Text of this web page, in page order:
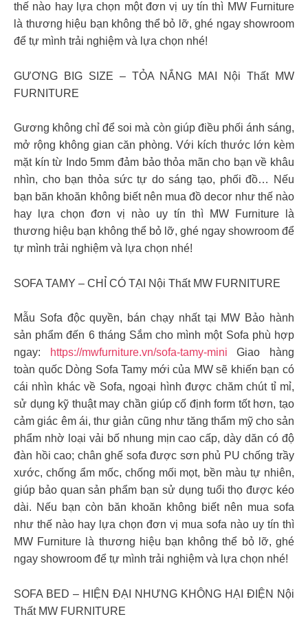
thế nào hay lựa chọn một đơn vị uy tín thì MW Furniture
là thương hiệu bạn không thể bỏ lỡ, ghé ngay showroom
để tự mình trải nghiệm và lựa chọn nhé!
GƯƠNG BIG SIZE – TỎA NẮNG MAI Nội Thất MW
FURNITURE
Gương không chỉ để soi mà còn giúp điều phối ánh sáng,
mở rộng không gian căn phòng. Với kích thước lớn kèm
mặt kín từ Indo 5mm đảm bảo thỏa mãn cho bạn về khâu
nhìn, cho bạn thỏa sức tự do sáng tạo, phối đồ… Nếu
bạn băn khoăn không biết nên mua đồ decor như thế nào
hay lựa chọn đơn vị nào uy tín thì MW Furniture là
thương hiệu bạn không thể bỏ lỡ, ghé ngay showroom để
tự mình trải nghiệm và lựa chọn nhé!
SOFA TAMY – CHỈ CÓ TẠI Nội Thất MW FURNITURE
Mẫu Sofa độc quyền, bán chạy nhất tại MW Bảo hành
sản phẩm đến 6 tháng Sắm cho mình một Sofa phù hợp
ngay:
https://mwfurniture.vn/sofa-tamy-mini Giao hàng
toàn quốc Dòng Sofa Tamy mới của MW sẽ khiến bạn có
cái nhìn khác về Sofa, ngoại hình được chăm chút tỉ mỉ,
sử dụng kỹ thuật may chần giúp cố định form tốt hơn, tạo
cảm giác êm ái, thư giản cũng như tăng thẩm mỹ cho sản
phẩm nhờ loại vải bố nhung mịn cao cấp, dày dăn có độ
đàn hồi cao; chân ghế sofa được sơn phủ PU chống trầy
xước, chống ẩm mốc, chống mối mọt, bền màu tự nhiên,
giúp bảo quan sản phẩm bạn sử dụng tuổi thọ được kéo
dài. Nếu bạn còn băn khoăn không biết nên mua sofa
như thế nào hay lựa chọn đơn vị mua sofa nào uy tín thì
MW Furniture là thương hiệu bạn không thể bỏ lỡ, ghé
ngay showroom để tự mình trải nghiệm và lựa chọn nhé!
SOFA BED – HIỆN ĐẠI NHƯNG KHÔNG HẠI ĐIỆN Nội
Thất MW FURNITURE